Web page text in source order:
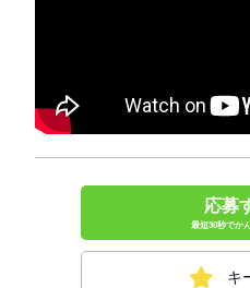
応募
最短30秒でか
キ